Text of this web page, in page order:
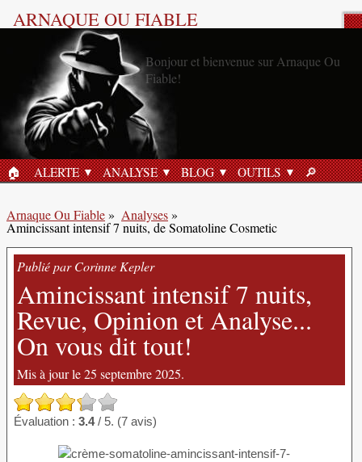
ARNAQUE OU FIABLE
ACCUEIL
🏠︎ ALERTE ANALYSE BLOG OUTILS 🔎︎
Arnaque Ou Fiable» Analyses»
Amincissant intensif 7 nuits, de Somatoline Cosmetic
Publié par Corinne Kepler
Amincissant intensif 7 nuits,
Revue, Opinion et Analyse...
On vous dit tout!
Mis à jour le 25 septembre 2025.
Évaluation : 3.4/ 5. (7 avis)